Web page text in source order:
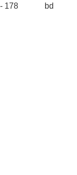
178 bd